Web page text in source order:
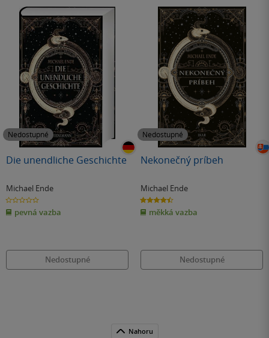
Nedostupné
Die unendliche Geschichte
Michael Ende
0.0
z
5
hvězdiček
pevná vazba
Nedostupné
Nedostupné
Nekonečný príbeh
Michael Ende
4.5
z
5
hvězdiček
měkká vazba
Nedostupné
Nahoru